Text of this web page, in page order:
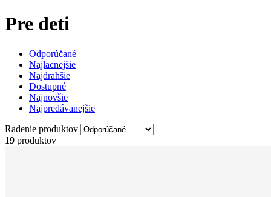
Pre deti
Odporúčané
Najlacnejšie
Najdrahšie
Dostupné
Najnovšie
Najpredávanejšie
Radenie produktov
19 produktov